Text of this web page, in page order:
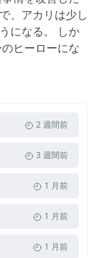
、アカリは少し
になる。 しか
ヒーローにな
2 週間前
3 週間前
1 月前
1 月前
1 月前